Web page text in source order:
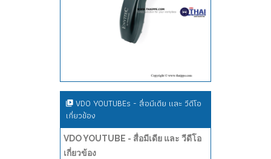
VDO YOUTUBEs - สื่อมีเดีย และ วีดีโอ
เกี่ยวข้อง
VDO YOUTUBE - สื่อมีเดีย และ วีดีโอ
เกี่ยวข้อง